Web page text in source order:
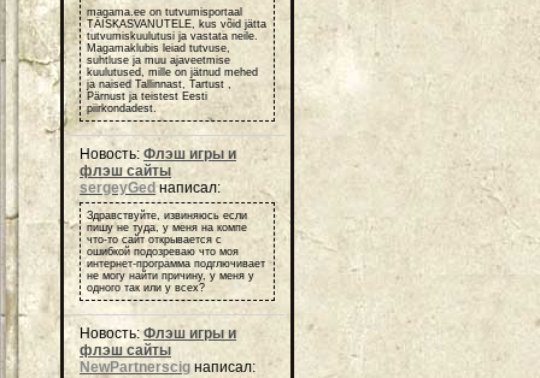
magama.ee on tutvumisportaal
TÄISKASVANUTELE, kus võid jätta
tutvumiskuulutusi ja vastata neile.
Magamaklubis leiad tutvuse,
suhtluse ja muu ajaveetmise
kuulutused, mille on jätnud mehed
ja naised Tallinnast, Tartust ,
Pärnust ja teistest Eesti
piirkondadest.
Новость: Флэш игры и
флэш сайты
sergeyGedнаписал:
Здравствуйте, извиняюсь если
пишу не туда, у меня на компе
что-то сайт открывается с
ошибкой подозреваю что моя
интернет-программа подглючивает
не могу найти причину, у меня у
одного так или у всех?
Новость:Флэш игры и
флэш сайты
NewPartnerscig написал: